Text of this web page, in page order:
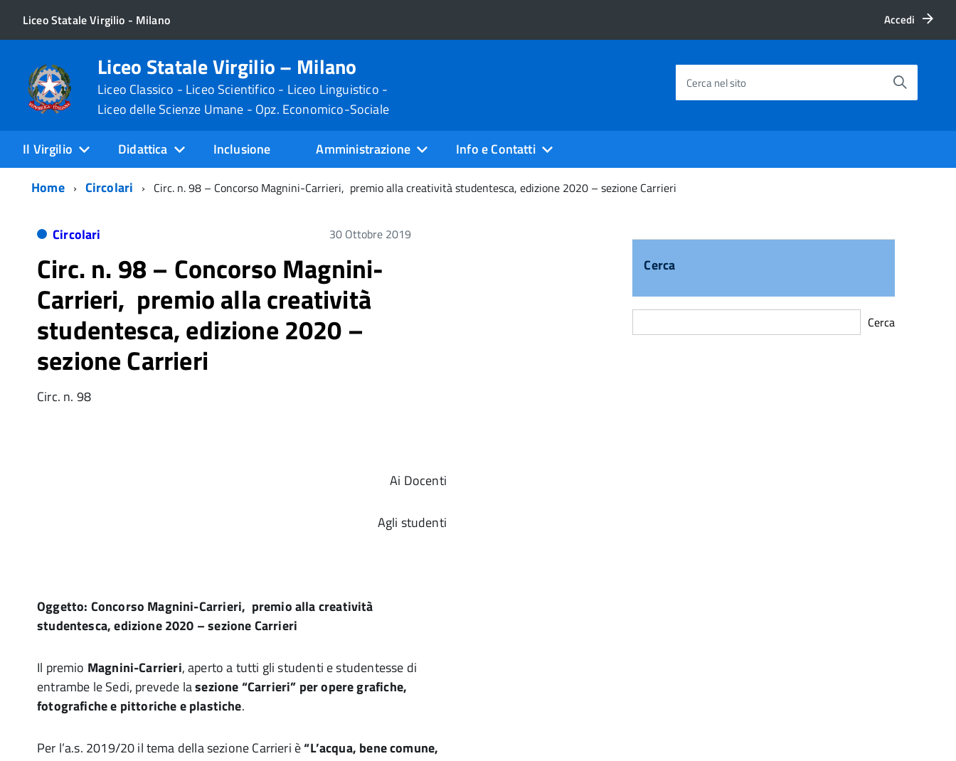
Liceo Statale Virgilio - Milano Accedi
Liceo Statale Virgilio – Milano
Liceo Classico - Liceo Scientifico - Liceo Linguistico -
Liceo delle Scienze Umane - Opz. Economico-Sociale
Cerca nel sito
Il Virgilio Didattica Inclusione Amministrazione
Info e Contatti
Home
Circolari Circ. n. 98 – Concorso Magnini-Carrieri, premio alla creatività studentesca, edizione 2020 – sezione Carrieri
Circolari 30 Ottobre 2019
Circ. n. 98 – Concorso Magnini-
Carrieri, premio alla creatività
studentesca, edizione 2020 –
sezione Carrieri
Circ. n. 98
Ai Docenti
Agli studenti
Oggetto: Concorso Magnini-Carrieri, premio alla creatività
studentesca, edizione 2020 – sezione Carrieri
Il premio Magnini-Carrieri, aperto a tutti gli studenti e studentesse di
entrambe le Sedi, prevede lasezione “Carrieri” per opere grafiche,
fotografiche e pittoriche e plastiche.
Per l’a.s. 2019/20 il tema della sezione Carrieri è“L’acqua, bene comune,
Cerca
Cerca